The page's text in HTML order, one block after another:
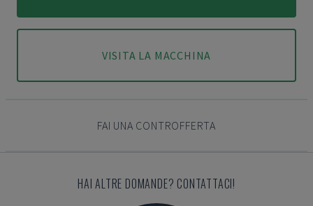
VISITA LA MACCHINA
FAI UNA CONTROFFERTA
HAI ALTRE DOMANDE? CONTATTACI!